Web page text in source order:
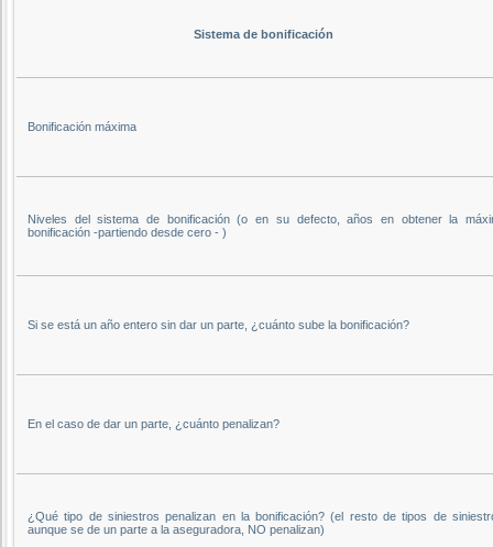
Sistema de bonificación
Bonificación máxima
Niveles del sistema de bonificación (o en su defecto, años en obtener la
bonificación -partiendo desde cero - )
Si se está un año entero sin dar un parte, ¿cuánto sube la bonificación?
En el caso de dar un parte, ¿cuánto penalizan?
¿Qué tipo de siniestros penalizan en la bonificación? (el resto de tipos de
aunque se de un parte a la aseguradora, NO penalizan)